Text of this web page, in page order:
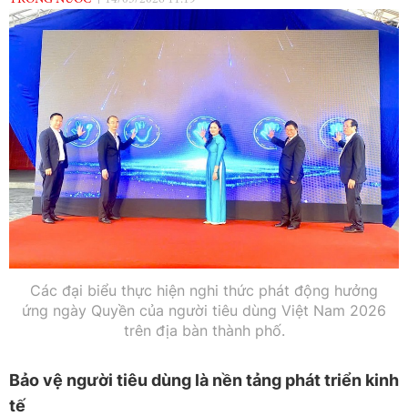
Các đại biểu thực hiện nghi thức phát động hưởng
ứng ngày Quyền của người tiêu dùng Việt Nam 2026
trên địa bàn thành phố.
Bảo vệ người tiêu dùng là nền tảng phát triển kinh
tế